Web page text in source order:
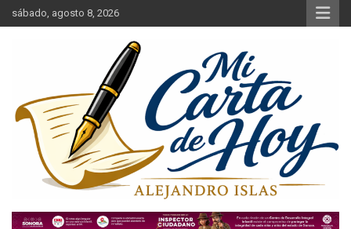
Saltar
al
sábado, agosto 8, 2026
Mi Carta de Hoy